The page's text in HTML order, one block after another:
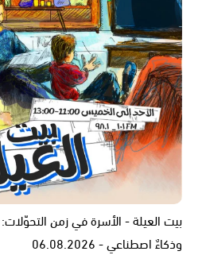
بيت العيلة - الأسرة في زمن
وذكاءٌ اصطناعي - 06.08.2026